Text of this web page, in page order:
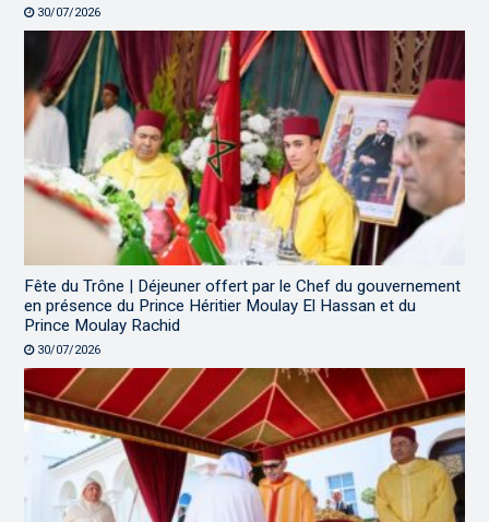
30/07/2026
Fête du Trône | Déjeuner offert par le Chef du gouvernement
en présence du Prince Héritier Moulay El Hassan et du
Prince Moulay Rachid
30/07/2026